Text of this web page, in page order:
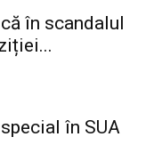
în scandalul
în SUA